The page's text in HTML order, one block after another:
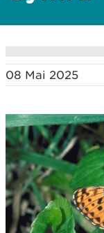
08 Mai 2025